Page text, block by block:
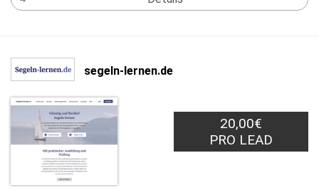
segeln-lernen.de
20,00€
PRO LEAD